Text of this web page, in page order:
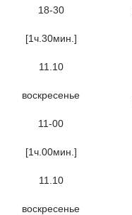
18-30
[1ч.30мин.]
11.10
воскресенье
11-00
[1ч.00мин.]
11.10
воскресенье